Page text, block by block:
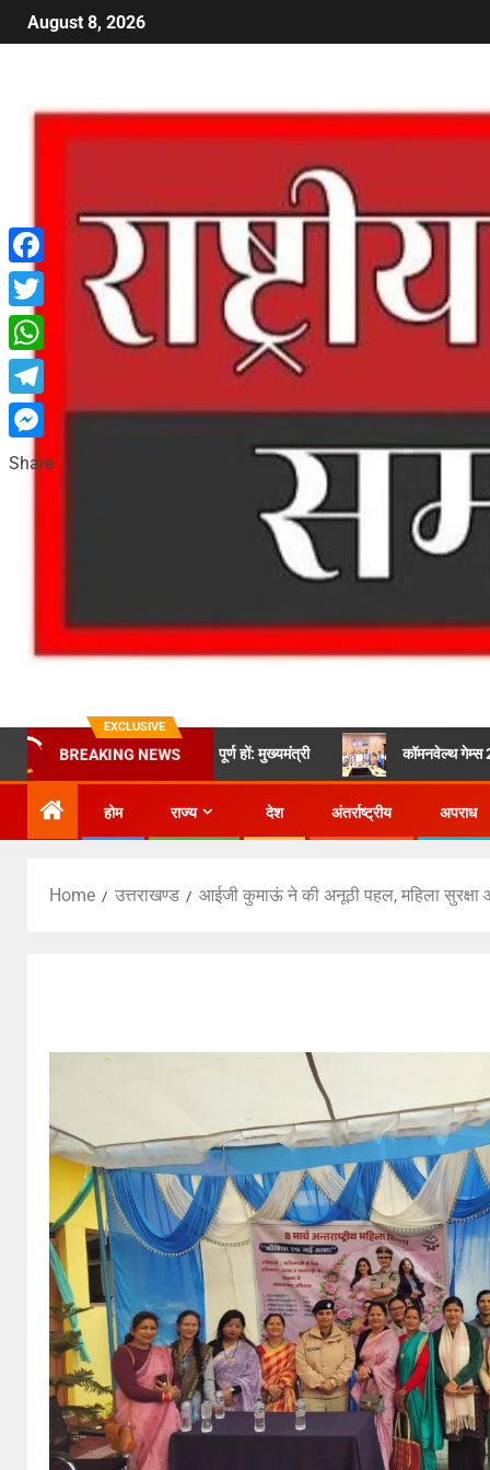
August 8, 2026
EXCLUSIVE
BREAKING NEWS
सभी कार्य तय समय में पूर्ण हों: मुख्यमंत्री कॉमनवेल्थ गेम्स 2026 के
होम राज्य देश अंतर्राष्ट्रीय अपराध
Home उत्तराखण्ड आईजी कुमाऊं ने की अनूठी पहल, महिला सुरक्षा
Facebook
Twitter
WhatsApp
Telegram
Messenger
Share